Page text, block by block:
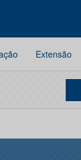
Extensão